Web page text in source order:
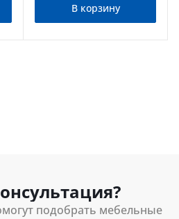
В корзину
подобрать мебельные